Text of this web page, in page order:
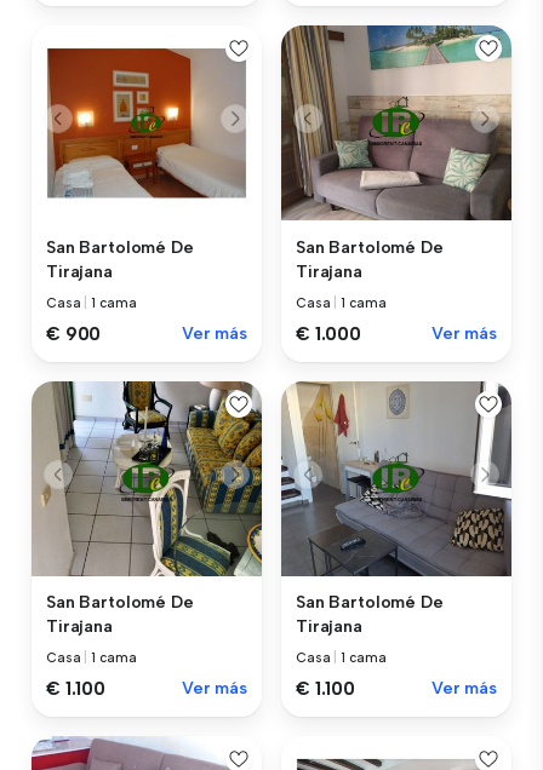
San Bartolomé De
Tirajana
Casa |1 cama
€ 900 Ver más
San Bartolomé De
Tirajana
Casa |1 cama
€ 1.000 Ver más
San Bartolomé De
Tirajana
Casa |1 cama
€ 1.100 Ver más
San Bartolomé De
Tirajana
Casa |1 cama
€ 1.100 Ver más